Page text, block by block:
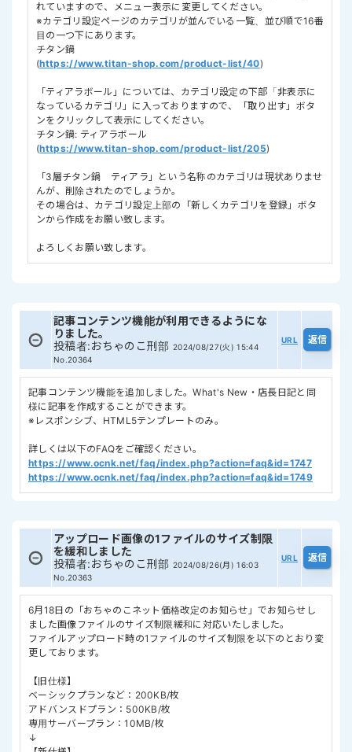
れていますので、メニュー表示に変更してください。
※カテゴリ設定ページのカテゴリが並んでいる一覧、並び順で16番
目の一つ下にあります。
チタン鍋
(https://www.titan-shop.com/product-list/40)
「ティアラボール」については、カテゴリ設定の下部「非表示に
なっているカテゴリ」に入っておりますので、「取り出す」ボタ
ンをクリックして表示にしてください。
チタン鍋: ティアラボール
(https://www.titan-shop.com/product-list/205)
「3層チタン鍋 ティアラ」という名称のカテゴリは現状ありませ
んが、削除されたのでしょうか。
その場合は、カテゴリ設定上部の「新しくカテゴリを登録」ボタ
ンから作成をお願い致します。
よろしくお願い致します。
記事コンテンツ機能が利用できるようにな
りました。
投稿者:おちゃのこ刑部 2024/08/27(火) 15:44
No.20364
URL
記事コンテンツ機能を追加しました。What's New・店長日記と同
様に記事を作成することができます。
※レスポンシブ、HTML5テンプレートのみ。
詳しくは以下のFAQをご確認ください。
https://www.ocnk.net/faq/index.php?action=faq&id=1747
https://www.ocnk.net/faq/index.php?action=faq&id=1749
アップロード画像の1ファイルのサイズ制限
を緩和しました
投稿者:おちゃのこ刑部 2024/08/26(月) 16:03
No.20363
URL
6月18日の「おちゃのこネット価格改定のお知らせ」でお知らせし
ました画像ファイルのサイズ制限緩和に対応いたしました。
ファイルアップロード時の1ファイルのサイズ制限を以下のとおり変
更しております。
【旧仕様】
ベーシックプランなど：200KB/枚
アドバンスドプラン：500KB/枚
専用サーバープラン：10MB/枚
↓